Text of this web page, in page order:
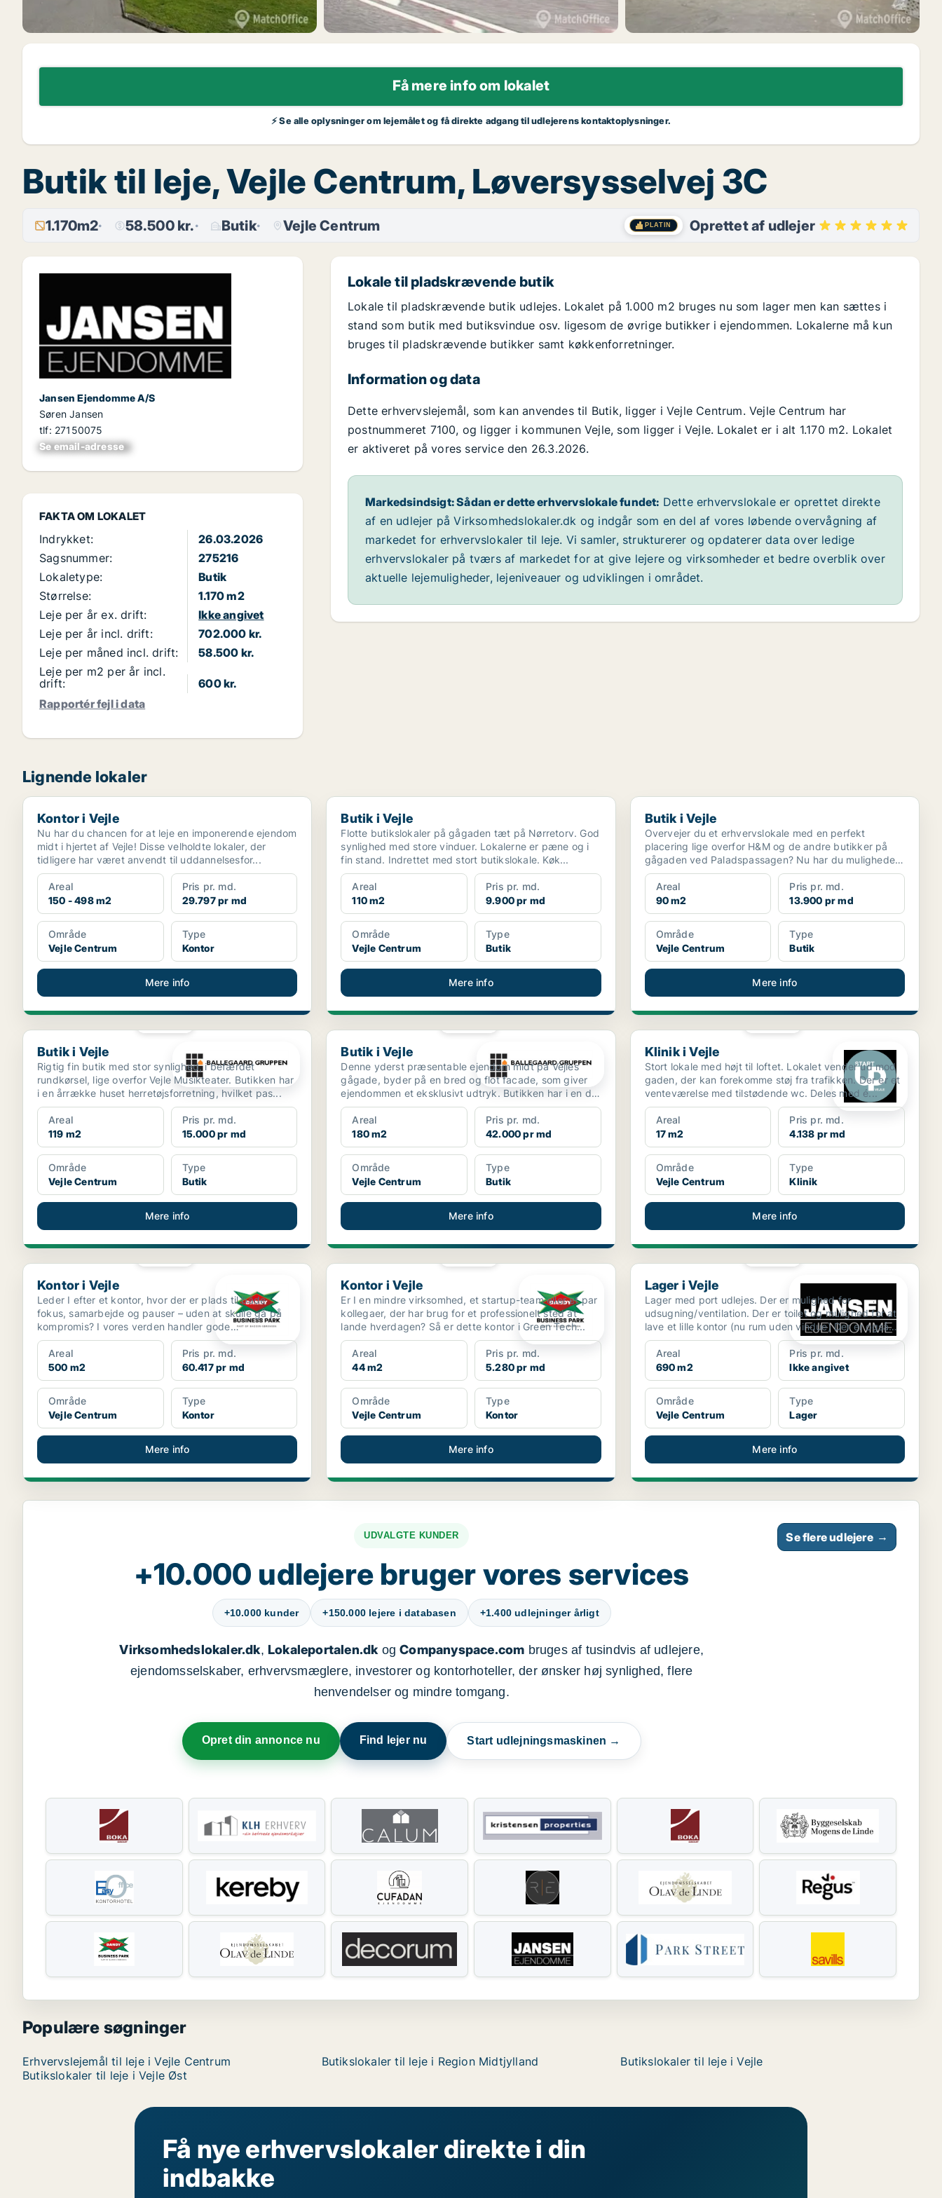
Få mere info om lokalet
⚡ Se alle oplysninger om lejemålet og få direkte adgang til udlejerens kontaktoplysninger.
Butik til leje, Vejle Centrum, Løversysselvej 3C
1.170m2 58.500 kr. Butik Vejle Centrum PLATIN Oprettet af udlejer
Jansen Ejendomme A/S
Søren Jansen
tlf: 27150075
Se email-adresse
xxxxxxxxxxxxxxxx
FAKTA OM LOKALET
Indrykket:
26.03.2026
Sagsnummer:
275216
Lokaletype:
Butik
Størrelse:
1.170 m2
Leje per år ex. drift:
Ikke angivet
Leje per år incl. drift:
702.000 kr.
Leje per måned incl. drift:
58.500 kr.
Leje per m2 per år incl.
drift:
600 kr.
Rapportér fejl i data
Lokale til pladskrævende butik
Lokale til pladskrævende butik udlejes. Lokalet på 1.000 m2 bruges nu som lager men kan sættes i
stand som butik med butiksvindue osv. ligesom de øvrige butikker i ejendommen. Lokalerne må kun
bruges til pladskrævende butikker samt køkkenforretninger.
Information og data
Dette erhvervslejemål, som kan anvendes til Butik, ligger i Vejle Centrum. Vejle Centrum har
postnummeret 7100, og ligger i kommunen Vejle, som ligger i Vejle. Lokalet er i alt 1.170 m2. Lokalet
er aktiveret på vores service den 26.3.2026.
Markedsindsigt: Sådan er dette erhvervslokale fundet: Dette erhvervslokale er oprettet direkte
af en udlejer på Virksomhedslokaler.dk og indgår som en del af vores løbende overvågning af
markedet for erhvervslokaler til leje. Vi samler, strukturerer og opdaterer data over ledige
erhvervslokaler på tværs af markedet for at give lejere og virksomheder et bedre overblik over
aktuelle lejemuligheder, lejeniveauer og udviklingen i området.
Lignende lokaler
Kontor i Vejle
Kontor i Vejle
Nu har du chancen for at leje en imponerende ejendom
midt i hjertet af Vejle! Disse velholdte lokaler, der
tidligere har været anvendt til uddannelsesfor...
Areal
150 - 498 m2
Pris pr. md.
29.797 pr md
Område
Vejle Centrum
Type
Kontor
Mere info
Butik i Vejle
Butik i Vejle
Flotte butikslokaler på gågaden tæt på Nørretorv. God
synlighed med store vinduer. Lokalerne er pæne og i
fin stand. Indrettet med stort butikslokale. Køk...
Areal
110 m2
Pris pr. md.
9.900 pr md
Område
Vejle Centrum
Type
Butik
Mere info
Butik i Vejle
Butik i Vejle
Overvejer du et erhvervslokale med en perfekt
placering lige overfor H&M og de andre butikker på
gågaden ved Paladspassagen? Nu har du muligheden
for at s...
Areal
90 m2
Pris pr. md.
13.900 pr md
Område
Vejle Centrum
Type
Butik
Mere info
Butik i Vejle
Butik i Vejle
Rigtig fin butik med stor synlighed, i befærdet
rundkørsel, lige overfor Vejle Musikteater. Butikken har
i en årrække huset herretøjsforretning, hvilket pas...
Areal
119 m2
Pris pr. md.
15.000 pr md
Område
Vejle Centrum
Type
Butik
Mere info
Butik i Vejle
Butik i Vejle
Denne yderst præsentable ejendom midt på Vejles
gågade, byder på en bred og flot facade, som giver
ejendommen et eksklusivt udtryk. Butikken har i en del
år ...
Areal
180 m2
Pris pr. md.
42.000 pr md
Område
Vejle Centrum
Type
Butik
Mere info
Klinik i Vejle
Klinik i Vejle
Stort lokale med højt til loftet. Lokalet vender ud mod
gaden, der kan forekomme støj fra trafikken. Der er et
venteværelse med tilstødende wc. Deles med é...
Areal
17 m2
Pris pr. md.
4.138 pr md
Område
Vejle Centrum
Type
Klinik
Mere info
Kontor i Vejle
Kontor i Vejle
Leder I efter et kontor, hvor der er plads til både
fokus, samarbejde og pauser – uden at skulle gå på
kompromis? I vores verden handler gode
kontorlokale...
Areal
500 m2
Pris pr. md.
60.417 pr md
Område
Vejle Centrum
Type
Kontor
Mere info
Kontor i Vejle
Kontor i Vejle
Er I en mindre virksomhed, et startup-team eller et par
kollegaer, der har brug for et professionelt sted at
lande hverdagen? Så er dette kontor i Green Tech...
Areal
44 m2
Pris pr. md.
5.280 pr md
Område
Vejle Centrum
Type
Kontor
Mere info
Lager i Vejle
Lager i Vejle
Lager med port udlejes. Der er mulighed for
udsugning/ventilation. Der er toilet og mulighed for at
lave et lille kontor (nu rum uden vindue) Der er også
mul...
Areal
690 m2
Pris pr. md.
Ikke angivet
Område
Vejle Centrum
Type
Lager
Mere info
UDVALGTE KUNDER
+10.000 udlejere bruger vores services
+10.000 kunder +150.000 lejere i databasen +1.400 udlejninger årligt
Virksomhedslokaler.dk, Lokaleportalen.dkogCompanyspace.com bruges af tusindvis af udlejere,
ejendomsselskaber, erhvervsmæglere, investorer og kontorhoteller, der ønsker høj synlighed, flere
henvendelser og mindre tomgang.
Opret din annonce nu Find lejer nu Start udlejningsmaskinen →
Se flere udlejere →
Populære søgninger
Erhvervslejemål til leje i Vejle Centrum Butikslokaler til leje i Region Midtjylland
Butikslokaler til leje i Vejle
Butikslokaler til leje i Vejle Øst
Få nye erhvervslokaler direkte i din
indbakke